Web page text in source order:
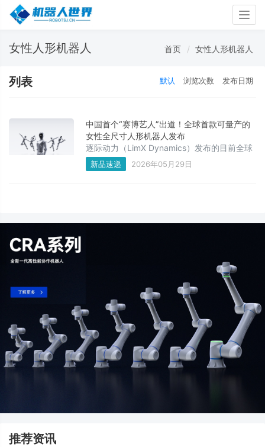
女性人形机器人 首页 女性人形机器人
列表 默认 浏览次数 发布日期
中国首个“赛博艺人”出道！全球首款可量产的
女性全尺寸人形机器人发布
逐际动力（LimX Dynamics）发布的目前全球
唯一可量产、可交付的女性全尺寸人形机器人
——LimX Luna。某种意义上，Luna 不再是传
新品速递 2026年05月29日
推荐资讯